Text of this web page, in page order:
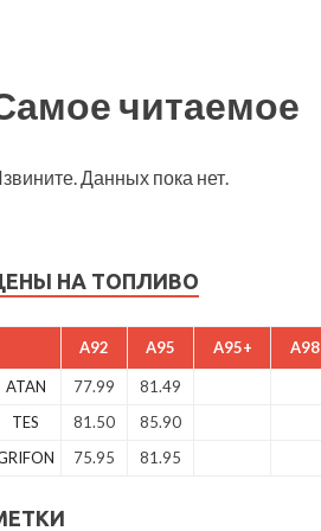
читаемое
Данных пока нет.
НА ТОПЛИВО
A92 A95 A95+ A98
ATAN 77.99 81.49
TES
81.50 85.90
75.95 81.95